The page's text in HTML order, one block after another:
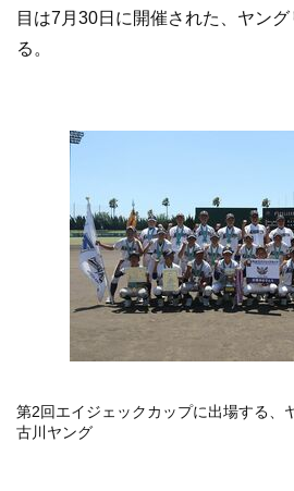
目は7月30日に開催された、ヤン
る。
第2回エイジェックカップに出場する、
古川ヤング